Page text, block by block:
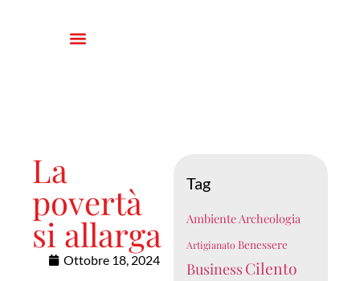
La
povertà
si allarga
Ottobre 18, 2024
Tag
AmbienteArcheologia
Artigianato Benessere
BusinessCilento